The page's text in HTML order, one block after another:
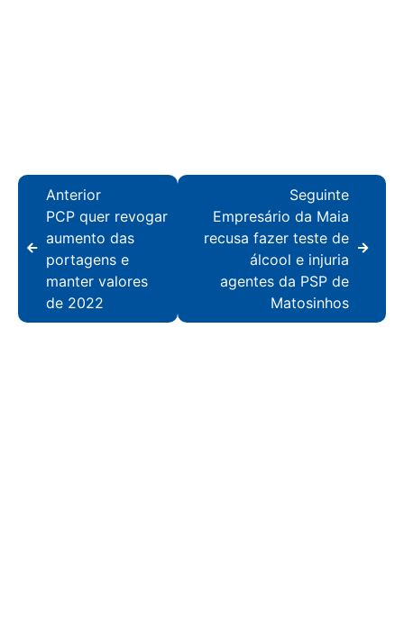
Anterior
PCP quer revogar
aumento das
portagens e
manter valores
de 2022
Seguinte
Empresário da Maia
recusa fazer teste de
álcool e injuria
agentes da PSP de
Matosinhos